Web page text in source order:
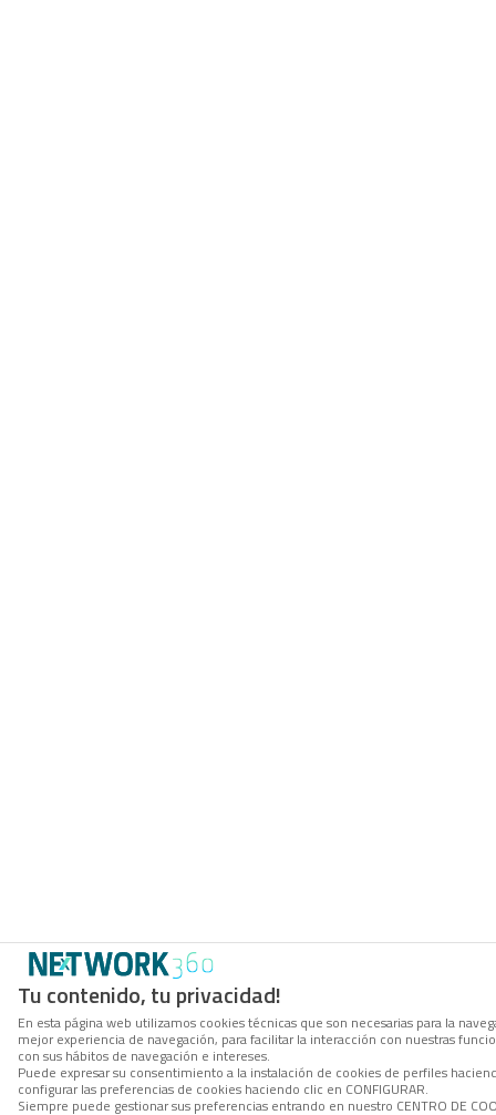
Tu contenido, tu privacidad!
En esta página web utilizamos cookies técnicas que son necesarias para la
mejor experiencia de navegación, para facilitar la interacción con nuestras
con sus hábitos de navegación e intereses.
Puede expresar su consentimiento a la instalación de cookies de perfiles
configurar las preferencias de cookies haciendo clic en CONFIGURAR.
Siempre puede gestionar sus preferencias entrando en nuestro CENTRO DE